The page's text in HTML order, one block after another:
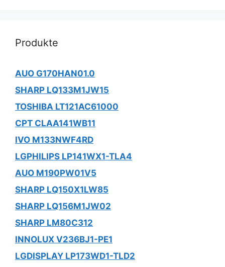
Produkte
AUO G170HAN01.0
SHARP LQ133M1JW15
TOSHIBA LT121AC61000
CPT CLAA141WB11
IVO M133NWF4RD
LGPHILIPS LP141WX1-TLA4
AUO M190PW01V5
SHARP LQ150X1LW85
SHARP LQ156M1JW02
SHARP LM80C312
INNOLUX V236BJ1-PE1
LGDISPLAY LP173WD1-TLD2